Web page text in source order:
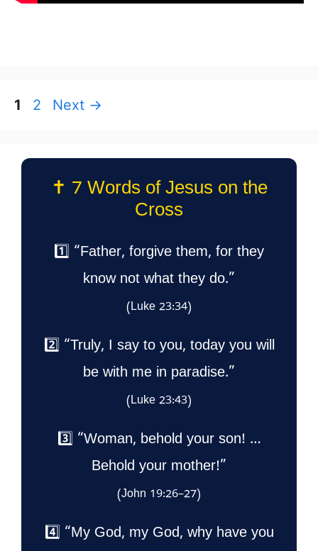
Page
1 Page
2 Next →
✝️ 7 Words of Jesus on the
Cross
1️⃣ “Father, forgive them, for they
know not what they do.”
(Luke 23:34)
2️⃣ “Truly, I say to you, today you will
be with me in paradise.”
(Luke 23:43)
3️⃣ “Woman, behold your son! …
Behold your mother!”
(John 19:26–27)
4️⃣ “My God, my God, why have you